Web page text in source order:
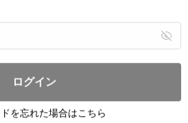
ログイン
を忘れた場合はこちら
まし
PROJECT' PHOTOC...
本商品の販売は終了いたしまし
た